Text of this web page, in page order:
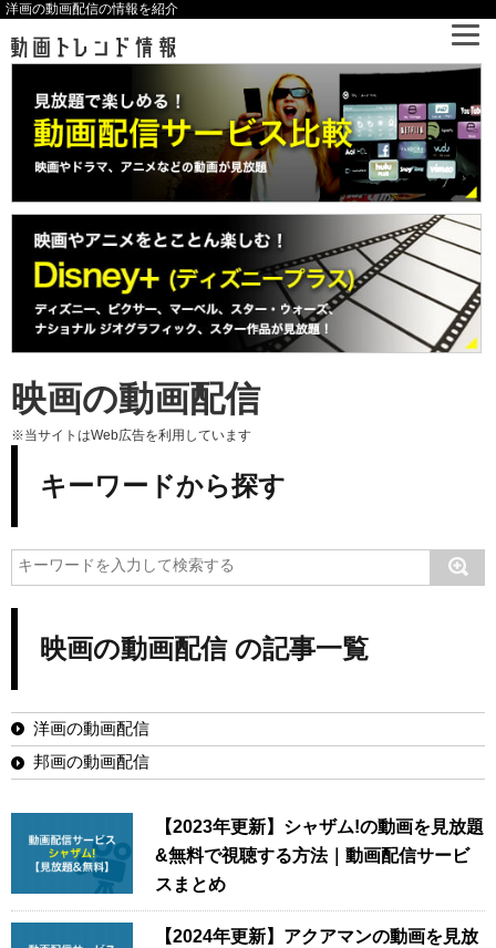
洋画の動画配信の情報を紹介
映画の動画配信
※当サイトはWeb広告を利用しています
キーワードから探す
映画の動画配信 の記事一覧
洋画の動画配信
邦画の動画配信
【2023年更新】シャザム!の動画を見放題
&無料で視聴する方法｜動画配信サービ
スまとめ
【2024年更新】アクアマンの動画を見放